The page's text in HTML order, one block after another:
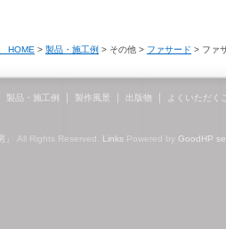
HOME > 製品・施工例 > その他 > ファサード > ファ
製品・施工例 製作風景 出版物
よくいただく
All Rights Reserved. Links Powered by GoodHP